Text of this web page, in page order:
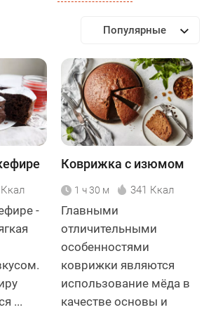
Популярные
-
...
Коврижка с изюмом
1 ч 30 м 341 Ккал
Главными
отличительными
особенностями
коврижки являются
использование мёда в
качестве основы и